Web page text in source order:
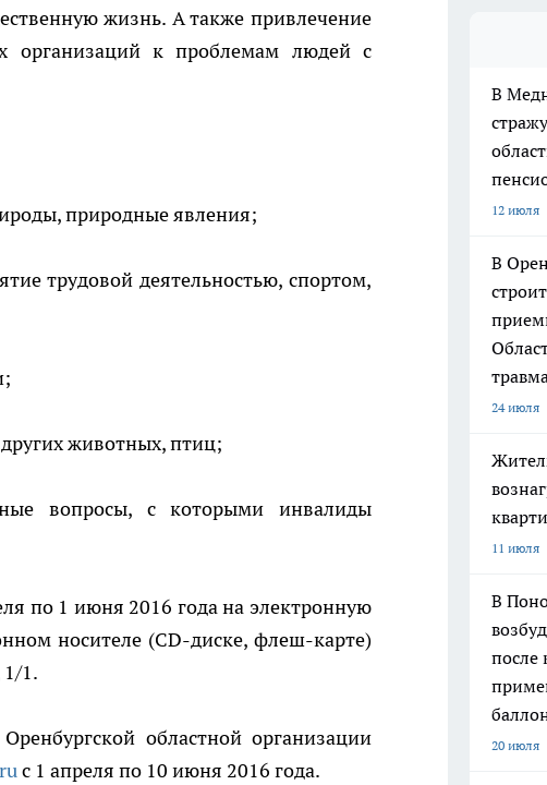
жизнь. А также привлечение
организаций к проблемам людей с
природные явления;
трудовой деятельностью, спортом,
животных, птиц;
вопросы, с которыми инвалиды
по 1 июня 2016 года на электронную
носителе (CD-диске, флеш-карте)
1/1.
областной организации
с 1 апреля по 10 июня 2016 года.
В
12 июля
В
24 июля
11 июля
В
после
20 июля